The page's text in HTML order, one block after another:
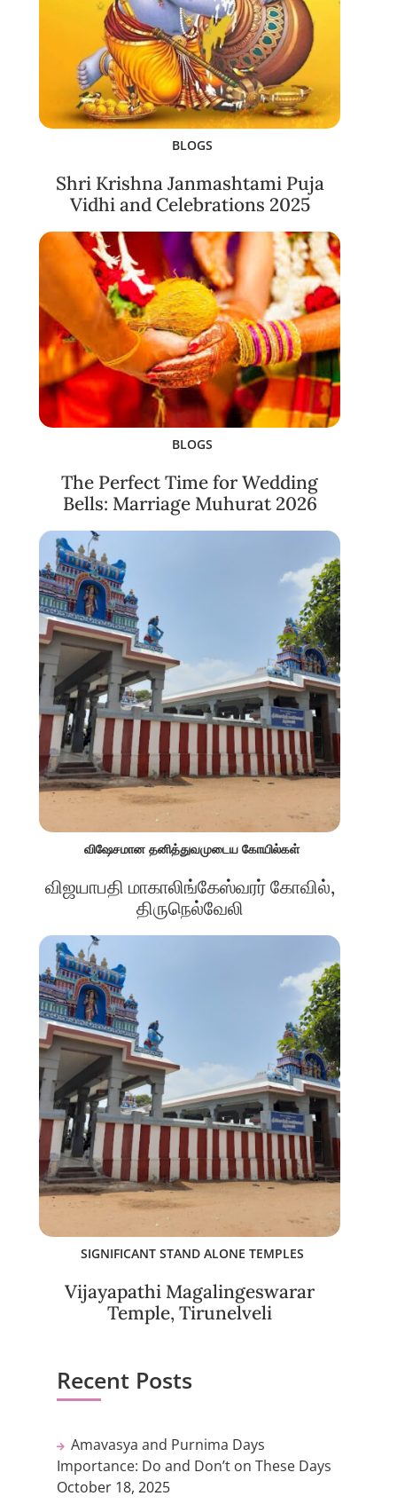
BLOGS
Shri Krishna Janmashtami Puja
Vidhi and Celebrations 2025
BLOGS
The Perfect Time for Wedding
Bells: Marriage Muhurat 2026
விஷேசமான தனித்துவமுடைய கோயில்கள்
விஜயாபதி மாகாலிங்கேஸ்வரர் கோவில்,
திருநெல்வேலி
SIGNIFICANT STAND ALONE TEMPLES
Vijayapathi Magalingeswarar
Temple, Tirunelveli
Recent Posts
Amavasya and Purnima Days
Importance: Do and Don’t on These Days
October 18, 2025